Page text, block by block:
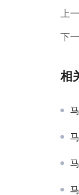
上
下
相